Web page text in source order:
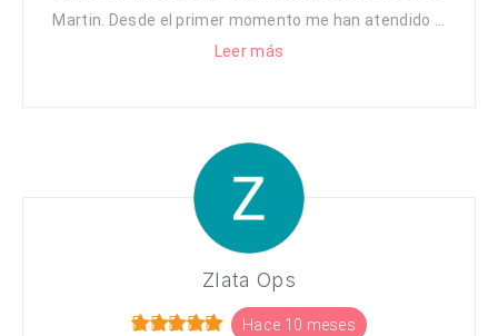
Martin. Desde el primer momento me han atendido ...
Leer más
Zlata Ops
Hace 10 meses